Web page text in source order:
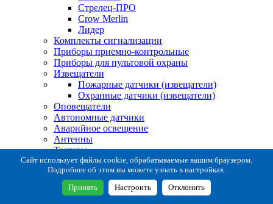
Стрелец-ПРО
Crow Merlin
Лидер
Комплекты сигнализации
Приборы приемно-контрольные
Приборы для пультовой охраны
Извещатели
Пожарные датчики (извещатели)
Охранные датчики (извещатели)
Оповещатели
Автономные датчики
Аварийное освещение
Антенны
Тестеры
Система сбора извещений
Расходные и монтажные материалы
Коробки коммутационные
Кронштейны для извещателей
Сайт использует файлы cookie, обрабатываемые вашим браузером.
Подробнее об этом вы можете узнать в настройках.
Принять Настроить Отклонить